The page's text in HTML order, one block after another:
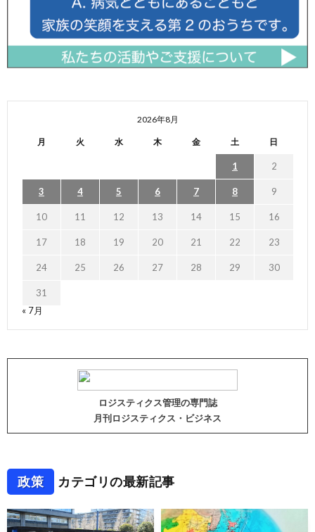
2026年8月
月 火 水 木 金 土 日
1 2
3 4 5 6 7 8 9
10 11 12 13 14 15 16
17 18 19 20 21 22 23
24 25 26 27 28 29 30
31
« 7月
ロジスティクス管理の専門誌
月刊ロジスティクス・ビジネス
政策 カテゴリの最新記事